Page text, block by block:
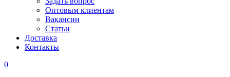
Оптовым клиентам
Вакансии
Статьи
Доставка
Контакты
0